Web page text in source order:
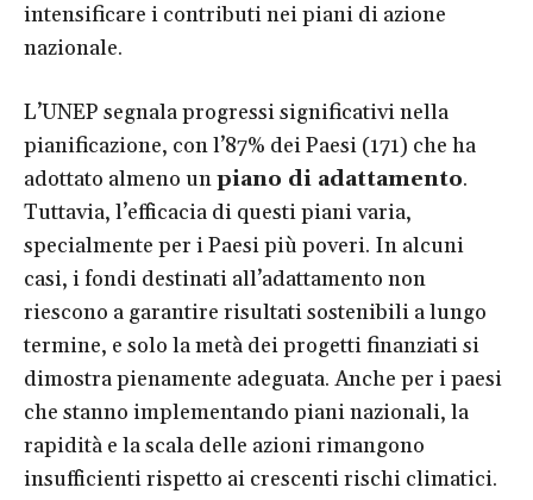
intensificare i contributi nei piani di azione
nazionale.
L’UNEP segnala progressi significativi nella
pianificazione, con l’87% dei Paesi (171) che ha
adottato almeno unpiano di adattamento.
Tuttavia, l’efficacia di questi piani varia,
specialmente per i Paesi più poveri. In alcuni
casi, i fondi destinati all’adattamento non
riescono a garantire risultati sostenibili a lungo
termine, e solo la metà dei progetti finanziati si
dimostra pienamente adeguata. Anche per i paesi
che stanno implementando piani nazionali, la
rapidità e la scala delle azioni rimangono
insufficienti rispetto ai crescenti rischi climatici.